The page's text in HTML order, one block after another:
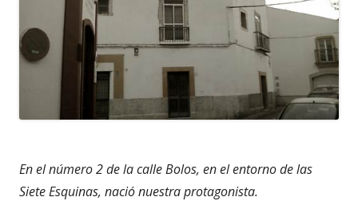
En el número 2 de la calle Bolos, en el entorno de las
Siete Esquinas, nació nuestra protagonista.